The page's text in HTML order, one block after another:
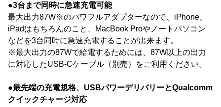
●3台まで同時に急速充電可能
最大出力87W※のパワフルアダプターなので、iPhone、
iPadはもちろんのこと、MacBook Proやノートパソコン
などを3台同時に急速充電することが出来ます。
※最大出力の87Wで給電するためには、87W以上の出力
に対応したUSB-Cケーブル（別売）をご利用ください。
●最先端の充電規格、USBパワーデリバリーとQualcomm
クイックチャージ対応